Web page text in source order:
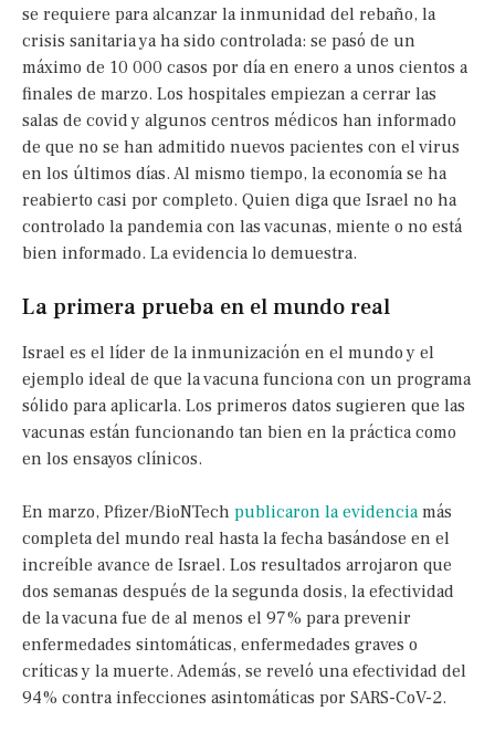
se requiere para alcanzar la inmunidad del rebaño, la
crisis sanitaria ya ha sido controlada: se pasó de un
máximo de 10 000 casos por día en enero a unos cientos a
finales de marzo. Los hospitales empiezan a cerrar las
salas de covid y algunos centros médicos han informado
de que no se han admitido nuevos pacientes con el virus
en los últimos días. Al mismo tiempo, la economía se ha
reabierto casi por completo. Quien diga que Israel no ha
controlado la pandemia con las vacunas, miente o no está
bien informado. La evidencia lo demuestra.
La primera prueba en el mundo real
Israel es el líder de la inmunización en el mundo y el
ejemplo ideal de que la vacuna funciona con un programa
sólido para aplicarla. Los primeros datos sugieren que las
vacunas están funcionando tan bien en la práctica como
en los ensayos clínicos.
En marzo, Pfizer/BioNTech publicaron la evidenciamás
completa del mundo real hasta la fecha basándose en el
increíble avance de Israel. Los resultados arrojaron que
dos semanas después de la segunda dosis, la efectividad
de la vacuna fue de al menos el 97% para prevenir
enfermedades sintomáticas, enfermedades graves o
críticas y la muerte. Además, se reveló una efectividad del
94% contra infecciones asintomáticas por SARS-CoV-2.